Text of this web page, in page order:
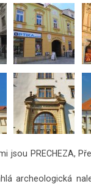
PRECHEZA,
archeologická